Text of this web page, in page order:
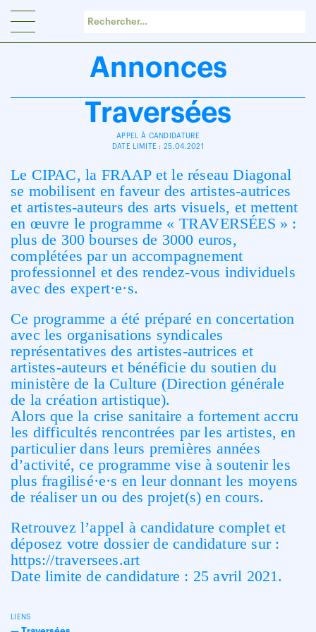
Annonces
Traversées
APPEL À CANDIDATURE
DATE LIMITE : 25.04.2021
Le CIPAC, la FRAAP et le réseau Diagonal
se mobilisent en faveur des artistes-autrices
et artistes-auteurs des arts visuels, et mettent
en œuvre le programme « TRAVERSÉES » :
plus de 300 bourses de 3000 euros,
complétées par un accompagnement
professionnel et des rendez-vous individuels
avec des expert·e·s.
Ce programme a été préparé en concertation
avec les organisations syndicales
représentatives des artistes-autrices et
artistes-auteurs et bénéficie du soutien du
ministère de la Culture (Direction générale
de la création artistique).
Alors que la crise sanitaire a fortement accru
les difficultés rencontrées par les artistes, en
particulier dans leurs premières années
d’activité, ce programme vise à soutenir les
plus fragilisé·e·s en leur donnant les moyens
de réaliser un ou des projet(s) en cours.
Retrouvez l’appel à candidature complet et
déposez votre dossier de candidature sur :
https://traversees.art
Date limite de candidature : 25 avril 2021.
LIENS